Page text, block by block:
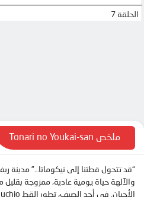
الحلقة 7
الحلقة 13
ملخص Tonari no Youkai-san
“قد تتحول قطتنا إلى نيكوماتا…” مدينة
والآلهة حياة يومية عادية، ممزوجة